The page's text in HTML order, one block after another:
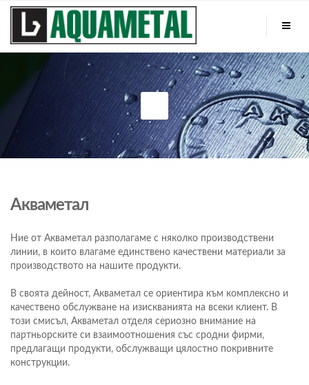
Акваметал
Ние от Акваметал разполагаме с няколко производствени
линии, в които влагаме единствено качествени материали за
производството на нашите продукти.
В своята дейност, Акваметал се ориентира към комплексно и
качествено обслужване на изискванията на всеки клиент. В
този смисъл, Акваметал отделя сериозно внимание на
партньорските си взаимоотношения със сродни фирми,
предлагащи продукти, обслужващи цялостно покривните
конструкции.